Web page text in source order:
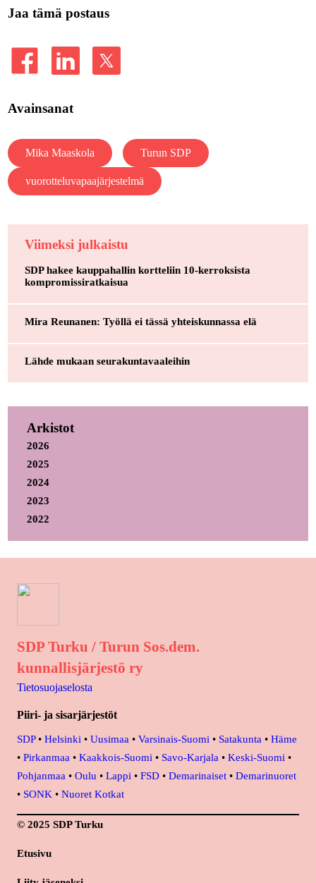
Jaa tämä postaus
Avainsanat
Mika Maaskola Turun SDP
vuorotteluvapaajärjestelmä
Viimeksi julkaistu
SDP hakee kauppahallin kortteliin 10-kerroksista
kompromissiratkaisua
Mira Reunanen: Työllä ei tässä yhteiskunnassa elä
Lähde mukaan seurakuntavaaleihin
Arkistot
2026
2025
2024
2023
2022
SDP Turku / Turun Sos.dem.
kunnallisjärjestö ry
Tietosuojaselosta
Piiri- ja sisarjärjestöt
SDP• Helsinki • Uusimaa • Varsinais-Suomi • Satakunta • Häme
• Pirkanmaa • Kaakkois-Suomi • Savo-Karjala • Keski-Suomi •
Pohjanmaa • Oulu • Lappi • FSD • Demarinaiset • Demarinuoret
• SONK • Nuoret Kotkat
© 2025 SDP Turku
Etusivu